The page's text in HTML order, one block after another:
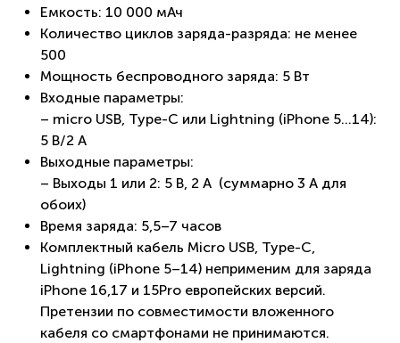
Емкость: 10 000 мАч
Количество циклов заряда-разряда: не менее
500
Мощность беспроводного заряда: 5 Вт
Входные параметры:
– micro USB, Type-C или Lightning (iPhone 5...14):
5 B/2 A
Выходные параметры:
– Выходы 1 или 2: 5 B, 2 A (суммарно 3 А для
обоих)
Время заряда: 5,5–7 часов
Комплектный кабель Micro USB, Type-C,
Lightning (iPhone 5–14) неприменим для заряда
iPhone 16,17 и 15Pro европейских версий.
Претензии по совместимости вложенного
кабеля со смартфонами не принимаются.